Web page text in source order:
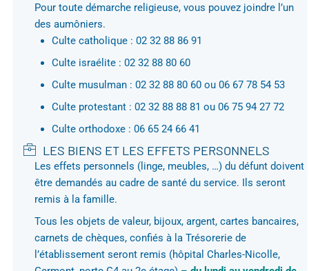
Pour toute démarche religieuse, vous pouvez joindre l’un
des aumôniers.
Culte catholique : 02 32 88 86 91
Culte israélite : 02 32 88 80 60
Culte musulman : 02 32 88 80 60 ou 06 67 78 54 53
Culte protestant : 02 32 88 88 81 ou 06 75 94 27 72
Culte orthodoxe : 06 65 24 66 41
LES BIENS ET LES EFFETS PERSONNELS
Les effets personnels (linge, meubles, …) du défunt doivent
être demandés au cadre de santé du service. Ils seront
remis à la famille.
Tous les objets de valeur, bijoux, argent, cartes bancaires,
carnets de chèques, confiés à la Trésorerie de
l’établissement seront remis (hôpital Charles-Nicolle,